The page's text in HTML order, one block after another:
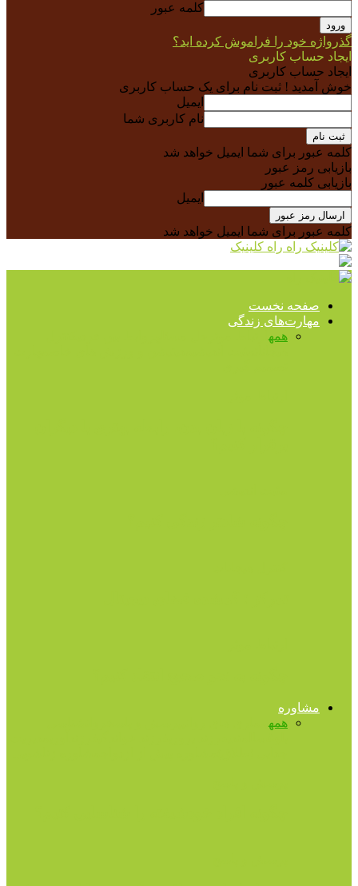
کلمه عبور
گذرواژه خود را فراموش کرده اید؟
ایجاد حساب کاربری
ایجاد حساب کاربری
خوش آمدید ! ثبت نام برای یک حساب کاربری
ایمیل
نام کاربری شما
کلمه عبور برای شما ایمیل خواهد شد
بازیابی رمز عبور
بازیابی کلمه عبور
ایمیل
کلمه عبور برای شما ایمیل خواهد شد
راه کلینیک
صفحه نخست
مهارت‌های زندگی
همه
مشاوره
همه